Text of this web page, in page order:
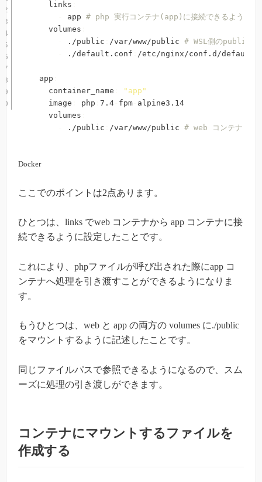
    links
app # php 実行コンテナ(app)に接続できるようにし
    volumes
./public /var/www/public # WSL側のpublic デ
./default.conf /etc/nginx/conf.d/
  app
    container_name
"app"
    image
php 7.4 fpm alpine3.14
    volumes
./public /var/www/public # web コンテナと同
Docker
ここでのポイントは2点あります。
ひとつは、links でweb コンテナから app コンテナに接
続できるように設定したことです。
これにより、phpファイルが呼び出された際にapp コ
ンテナへ処理を引き渡すことができるようになりま
す。
もうひとつは、web と app の両方の volumes に./public
をマウントするように記述したことです。
同じファイルパスで参照できるようになるので、スム
ーズに処理の引き渡しができます。
コンテナにマウントするファイルを
作成する